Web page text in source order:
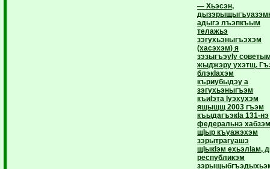
— Хьэсэн,
адыгэ лъэпкъым
телажьэ
зэгухьэныгъэхэм
(хасэхэм) я
зэзыгъэуIу
жыджэру ухэтщ.
блэкIахэм
къриубыдэу а
зэгухьэныгъэм
къиIэта Iуэхухэм
ящыщщ 2003 гъэм
къыдагъэкIа 131-нэ
федеральнэ
щIыр къуажэхэм
зэрытрагуашэ
щIыкIэм ехьэлIам,
республикэм